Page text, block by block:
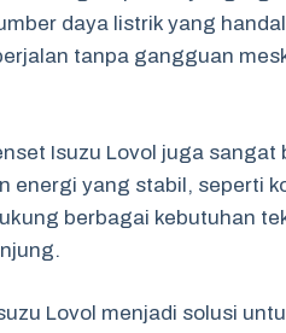
daya listrik yang
tanpa gangguan
Isuzu Lovol juga
energi yang stabil, seperti
berbagai kebutuhan
Lovol menjadi solusi